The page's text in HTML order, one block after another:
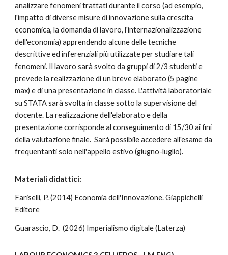
analizzare fenomeni trattati durante il corso (ad esempio,
l'impatto di diverse misure di innovazione sulla crescita
economica, la domanda di lavoro, l'internazionalizzazione
dell'economia) apprendendo alcune delle tecniche
descrittive ed inferenziali più utilizzate per studiare tali
fenomeni. Il lavoro sarà svolto da gruppi di 2/3 studenti e
prevede la realizzazione di un breve elaborato (5 pagine
max) e di una presentazione in classe. L'attività laboratoriale
su STATA sarà svolta in classe sotto la supervisione del
docente. La realizzazione dell'elaborato e della
presentazione corrisponde al conseguimento di 15/30 ai fini
della valutazione finale. Sarà possibile accedere all'esame da
frequentanti solo nell'appello estivo (giugno-luglio).
Materiali didattici:
Fariselli, P. (2014) Economia dell'Innovazione. Giappichelli
Editore
Guarascio, D. (2026) Imperialismo digitale (Laterza)